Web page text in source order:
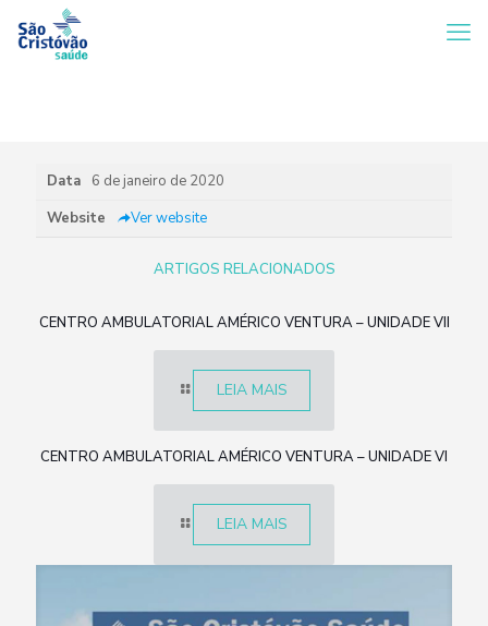
Data
6 de janeiro de 2020
Website
Ver website
ARTIGOS RELACIONADOS
CENTRO AMBULATORIAL AMÉRICO VENTURA – UNIDADE VII
LEIA MAIS
CENTRO AMBULATORIAL AMÉRICO VENTURA – UNIDADE VI
LEIA MAIS